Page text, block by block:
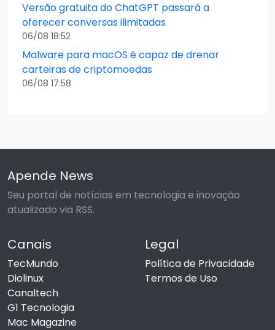
Versão gratuita do ChatGPT passará a
oferecer conversas ilimitadas
06/08 18:52
Malware para macOS é capaz de drenar
carteiras de criptomoedas
06/08 17:58
Apende News
Seu portal de notícias em tecnologia e inovação
atualizado via RSS.
Canais
TecMundo
Diolinux
Canaltech
G1 Tecnologia
Mac Magazine
Legal
Política de Privacidade
Termos de Uso